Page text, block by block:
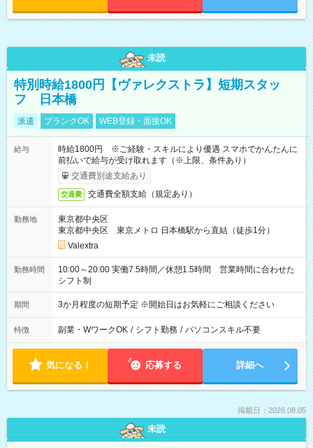
未読
特別時給1800円【ヴァレクストラ】短期スタッ
フ 日本橋
派遣 ブランクOK WEB登録・面接OK
給与
時給1800円 ※ご経験・スキルにより優遇 スマホでかんたんに
前払いで給与が受け取れます（※上限、条件あり）
交通費別途支給あり
交通費 交通費全額支給（規定あり）
勤務地
東京都中央区
東京都中央区 東京メトロ 日本橋駅から直結（徒歩1分）
Valextra
勤務時間
10:00～20:00 実働7.5時間／休憩1.5時間 営業時間に合わせた
シフト制
期間 3か月程度の短期予定 ※開始日はお気軽にご相談ください
特徴 副業・WワークOK / シフト勤務 / パソコンスキル不要
気になる！ 応募する 詳細へ
掲載日：2026.08.05
未読